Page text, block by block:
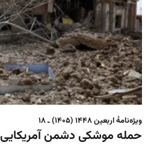
ویژه‌نامهٔ اربعین ۱۴۴۸ (۱۴۰۵) ـ ۱۸
حمله موشکی دشمن